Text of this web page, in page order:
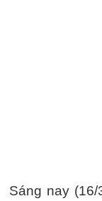
Sáng nay